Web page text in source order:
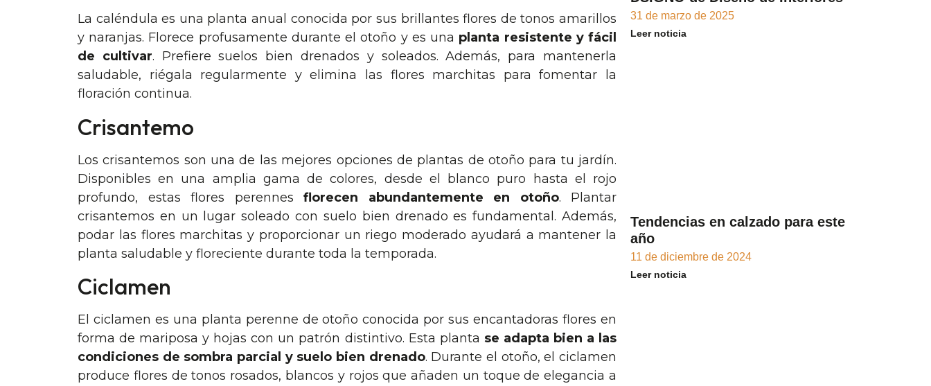
La caléndula es una planta anual conocida por sus brillantes flores de tonos amarillos
y naranjas. Florece profusamente durante el otoño y es una planta resistente y fácil
de cultivar. Prefiere suelos bien drenados y soleados. Además, para mantenerla
saludable, riégala regularmente y elimina las flores marchitas para fomentar la
floración continua.
Crisantemo
Los crisantemos son una de las mejores opciones de plantas de otoño para tu jardín.
Disponibles en una amplia gama de colores, desde el blanco puro hasta el rojo
profundo, estas flores perennes florecen abundantemente en otoño. Plantar
crisantemos en un lugar soleado con suelo bien drenado es fundamental. Además,
podar las flores marchitas y proporcionar un riego moderado ayudará a mantener la
planta saludable y floreciente durante toda la temporada.
Ciclamen
El ciclamen es una planta perenne de otoño conocida por sus encantadoras flores en
forma de mariposa y hojas con un patrón distintivo. Esta planta se adapta bien a las
condiciones de sombra parcial y suelo bien drenado. Durante el otoño, el ciclamen
produce flores de tonos rosados, blancos y rojos que añaden un toque de elegancia a
31 de marzo de 2025
Leer noticia
Tendencias en calzado para este
año
11 de diciembre de 2024
Leer noticia